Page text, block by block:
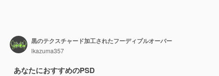
黒のテクスチャード加工されたフーディプルオーバー
lkazuma357
あなたにおすすめのPSD